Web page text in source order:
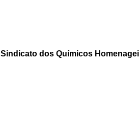
Sindicato dos Químicos